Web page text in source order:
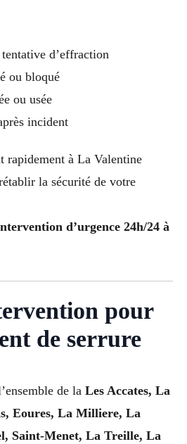
d’effraction
ou bloqué
ou usée
incident
rapidement à La Valentine
la sécurité de votre
d’urgence 24h/24 à
pour
de serrure
de la Les Accates, La
Eoures, La Milliere, La
Saint-Menet, La Treille, La